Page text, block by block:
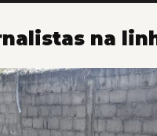
na